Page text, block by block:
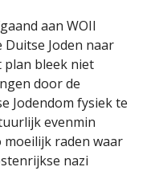
aan WOII
Duitse Joden naar
plan bleek niet
door de
Jodendom fysiek te
evenmin
moeilijk raden waar
nazi